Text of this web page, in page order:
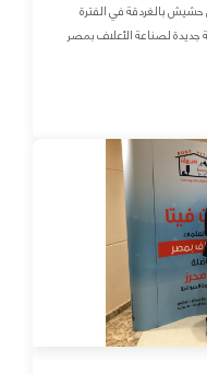
بالغردقة في الفترة
تحت عنوان رؤية جديدة لصناعة الأعلاف بمصر